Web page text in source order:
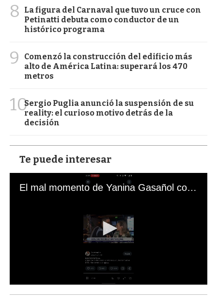
8
La figura del Carnaval que tuvo un cruce con
Petinatti debuta como conductor de un
histórico programa
9
Comenzó la construcción del edificio más
alto de América Latina: superará los 470
metros
10Sergio Puglia anunció la suspensión de su
reality: el curioso motivo detrás de la
decisión
Te puede interesar
El mal momento de Yanina Gasañol con un hincha argentino en "Subrayado"
s